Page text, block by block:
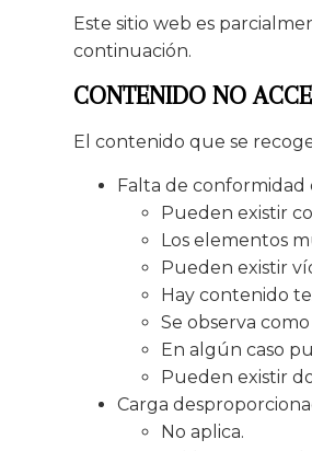
Este sitio web es
continuación.
CONTENIDO NO
El contenido que se
Falta de conformidad
Pueden existir
Los elementos
Pueden existir
Hay contenido
Se observa
En algún caso
Pueden existir
Carga
No aplica.